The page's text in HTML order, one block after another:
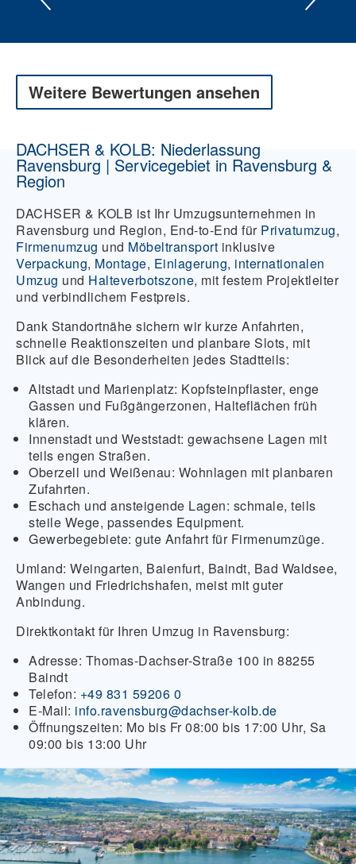
Weitere Bewertungen ansehen
DACHSER & KOLB: Niederlassung
Ravensburg | Servicegebiet in Ravensburg &
Region
DACHSER & KOLB ist Ihr Umzugsunternehmen in
Ravensburg und Region, End-to-End für Privatumzug,
Firmenumzug und Möbeltransport inklusive
Verpackung, Montage, Einlagerung, internationalen
Umzug und Halteverbotszone, mit festem Projektleiter
und verbindlichem Festpreis.
Dank Standortnähe sichern wir kurze Anfahrten,
schnelle Reaktionszeiten und planbare Slots, mit
Blick auf die Besonderheiten jedes Stadtteils:
Altstadt und Marienplatz: Kopfsteinpflaster, enge
Gassen und Fußgängerzonen, Halteflächen früh
klären.
Innenstadt und Weststadt: gewachsene Lagen mit
teils engen Straßen.
Oberzell und Weißenau: Wohnlagen mit planbaren
Zufahrten.
Eschach und ansteigende Lagen: schmale, teils
steile Wege, passendes Equipment.
Gewerbegebiete: gute Anfahrt für Firmenumzüge.
Umland: Weingarten, Baienfurt, Baindt, Bad Waldsee,
Wangen und Friedrichshafen, meist mit guter
Anbindung.
Direktkontakt für Ihren Umzug in Ravensburg:
Adresse: Thomas-Dachser-Straße 100 in 88255
Baindt
Telefon: +49 831 59206 0
E-Mail: info.ravensburg@dachser-kolb.de
Öffnungszeiten: Mo bis Fr 08:00 bis 17:00 Uhr, Sa
09:00 bis 13:00 Uhr